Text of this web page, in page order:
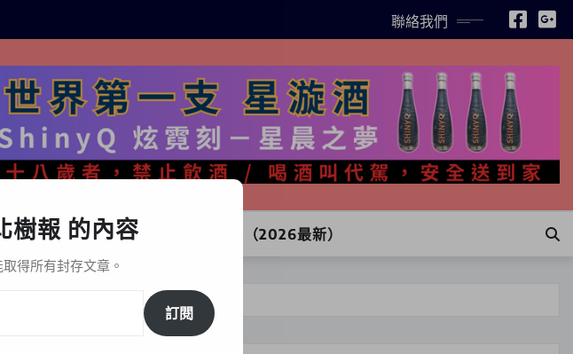
聯絡我們
哪裡買｜官方購買通路與LINE訂購（2026最新）
樹報 的內容
得所有封存文章。
訂閱